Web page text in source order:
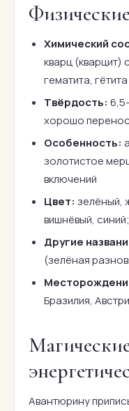
Химический
кварц (кварцит)
гематита, гётита
Твёрдость:
хорошо
Особенность:
золотистое
включений
Цвет: зелёный,
вишнёвый,
Другие
(зелёная
Бразилия,
Авантюрину